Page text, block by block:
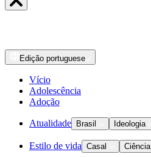
Edição portuguese
Vício
Adolescência
Adoção
Atualidade Brasil Ideologia
Estilo de vida Casal Ciência